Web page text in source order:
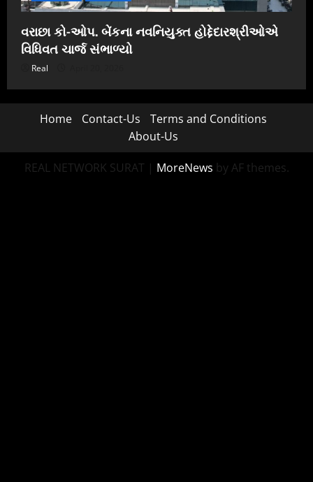
વરાછા કો-ઓપ. બેંકના નવનિયુક્ત હોદ્દેદારશ્રીઓએ
વિધિવત ચાર્જ સંભાળ્યો
Real
Home Contact-Us
Terms and Conditions
About-Us
REAL NETWORK SURAT | MoreNews by AF themes.